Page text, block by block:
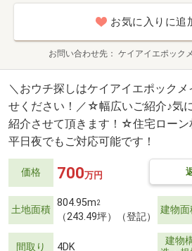
お気に入りに追
お問い合わせ先 ケイアイエポック
＼おウチ探しはケイアイエポック
せください！／☆幅広いご紹介♪気
紹介させて頂きます！☆住宅ロー
平日夜でもご対応可能です！
価格 700万円
土地面積
804.95m2
（243.49坪）（登記）
建物面
間取り 4DK
建物